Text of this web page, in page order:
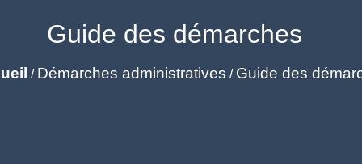
Guide des démarches
/ Démarches administratives / Guide des